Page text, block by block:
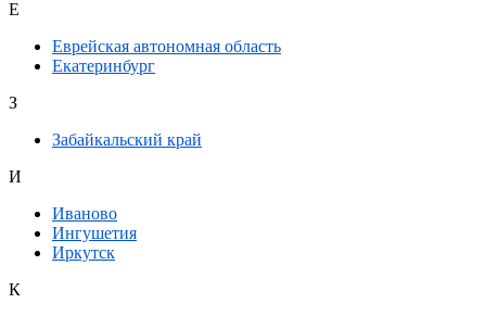
Е
Еврейская автономная область
Екатеринбург
З
Забайкальский край
И
Иваново
Ингушетия
Иркутск
К